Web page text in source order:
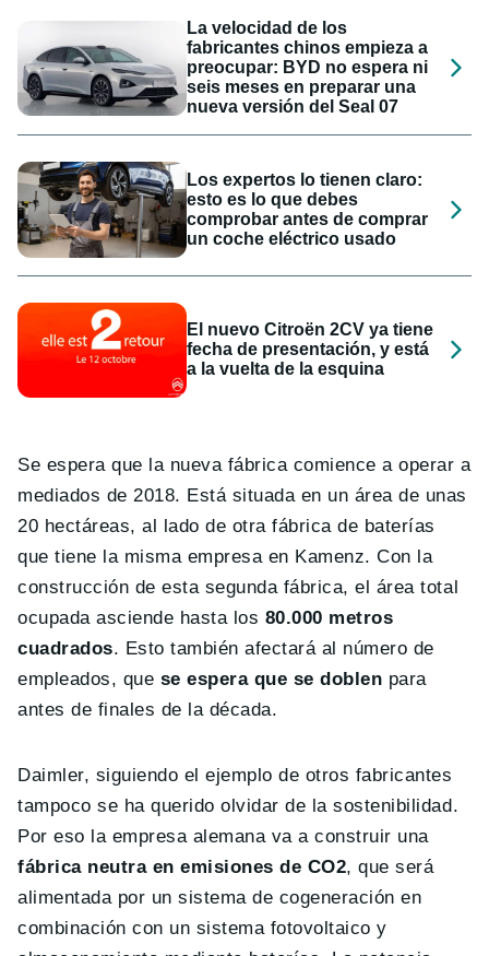
La velocidad de los
fabricantes chinos empieza a
preocupar: BYD no espera ni
seis meses en preparar una
nueva versión del Seal 07
Los expertos lo tienen claro:
esto es lo que debes
comprobar antes de comprar
un coche eléctrico usado
El nuevo Citroën 2CV ya tiene
fecha de presentación, y está
a la vuelta de la esquina
Se espera que la nueva fábrica comience a operar a
mediados de 2018. Está situada en un área de unas
20 hectáreas, al lado de otra fábrica de baterías
que tiene la misma empresa en Kamenz. Con la
construcción de esta segunda fábrica, el área total
ocupada asciende hasta los 80.000 metros
cuadrados. Esto también afectará al número de
empleados, que se espera que se doblen para
antes de finales de la década.
Daimler, siguiendo el ejemplo de otros fabricantes
tampoco se ha querido olvidar de la sostenibilidad.
Por eso la empresa alemana va a construir una
fábrica neutra en emisiones de CO2, que será
alimentada por un sistema de cogeneración en
combinación con un sistema fotovoltaico y